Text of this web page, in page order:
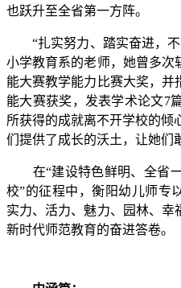
也跃升至全省第一方阵。
“扎实努力、踏实奋进，不
小学教育系的老师，她曾多次
能大赛教学能力比赛大奖，并
能大赛获奖，发表学术论文7
所获得的成就离不开学校的倾
们提供了成长的沃土，让她们
在“建设特色鲜明、全省一
校”的征程中，衡阳幼儿师专
实力、活力、魅力、园林、幸
新时代师范教育的奋进答卷‌。